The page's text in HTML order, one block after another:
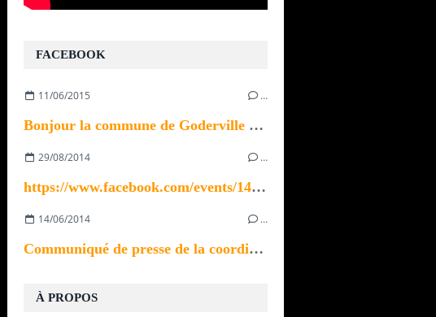
À PROPOS
FACEBOOK
11/06/2015 …
Bonjour la commune de Goderville recherche un ou...
29/08/2014 …
https://www.facebook.com/events/1433923370196535/
14/06/2014 …
Communiqué de presse de la coordination des...